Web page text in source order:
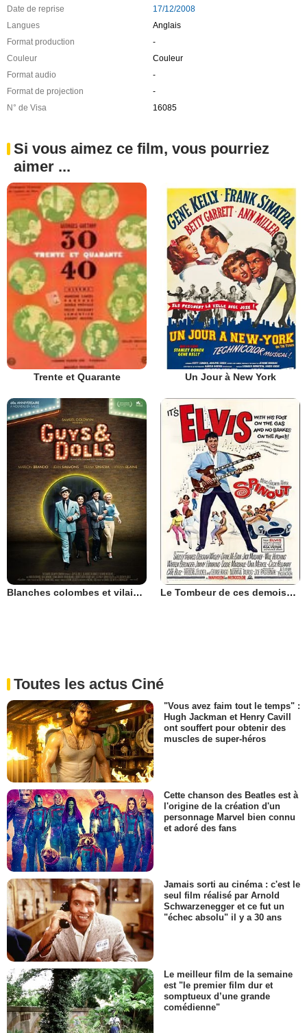
Date de reprise
17/12/2008
Langues
Anglais
Format production
-
Couleur
Couleur
Format audio
-
Format de projection
-
N° de Visa
16085
Si vous aimez ce film, vous pourriez
aimer ...
Trente et Quarante Un Jour à New York
Blanches colombes et vilains messieurs Le Tombeur de ces demoiselles
Toutes les actus Ciné
"Vous avez faim tout le temps" :
Hugh Jackman et Henry Cavill
ont souffert pour obtenir des
muscles de super-héros
Cette chanson des Beatles est à
l'origine de la création d'un
personnage Marvel bien connu
et adoré des fans
Jamais sorti au cinéma : c'est le
seul film réalisé par Arnold
Schwarzenegger et ce fut un
"échec absolu" il y a 30 ans
Le meilleur film de la semaine
est "le premier film dur et
somptueux d’une grande
comédienne"